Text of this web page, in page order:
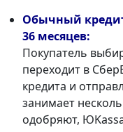
Обычный
36 месяцев:
Покупатель
переходит в
кредита и
занимает
одобряют,